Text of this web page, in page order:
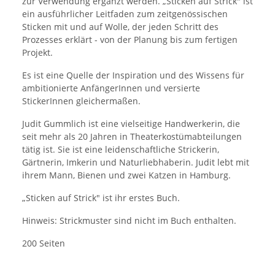
ein ausführlicher Leitfaden zum zeitgenössischen
Sticken mit und auf Wolle, der jeden Schritt des
Prozesses erklärt - von der Planung bis zum fertigen
Projekt.
Es ist eine Quelle der Inspiration und des Wissens für
ambitionierte AnfängerInnen und versierte
StickerInnen gleichermaßen.
Judit Gummlich ist eine vielseitige Handwerkerin, die
seit mehr als 20 Jahren in Theaterkostümabteilungen
tätig ist. Sie ist eine leidenschaftliche Strickerin,
Gärtnerin, Imkerin und Naturliebhaberin. Judit lebt mit
ihrem Mann, Bienen und zwei Katzen in Hamburg.
„Sticken auf Strick" ist ihr erstes Buch.
Hinweis: Strickmuster sind nicht im Buch enthalten.
200 Seiten